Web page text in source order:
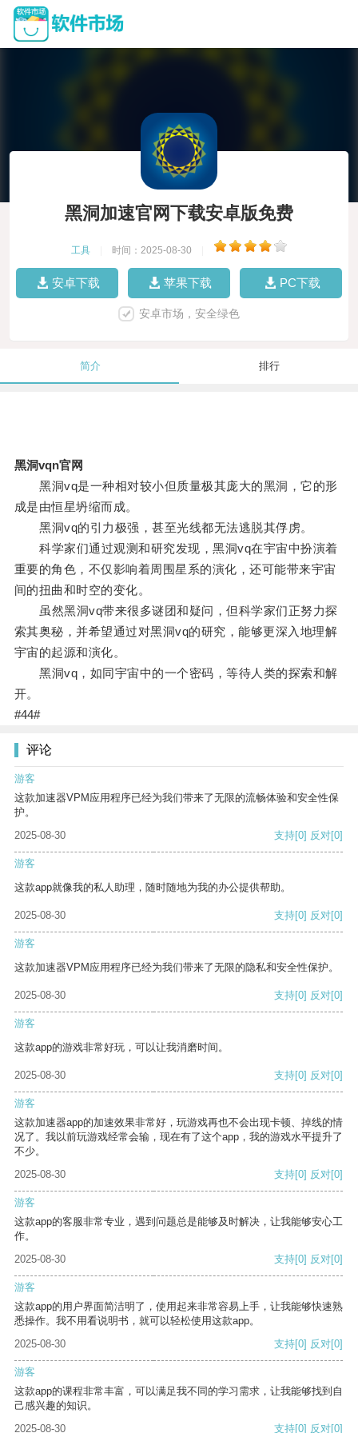
黑洞加速官网下载安卓版免费
工具 时间：2025-08-30
安卓下载 苹果下载 PC下载
安卓市场，安全绿色
简介 排行
黑洞vqn官网
黑洞vq是一种相对较小但质量极其庞大的黑洞，它的形
成是由恒星坍缩而成。
黑洞vq的引力极强，甚至光线都无法逃脱其俘虏。
科学家们通过观测和研究发现，黑洞vq在宇宙中扮演着
重要的角色，不仅影响着周围星系的演化，还可能带来宇宙
间的扭曲和时空的变化。
虽然黑洞vq带来很多谜团和疑问，但科学家们正努力探
索其奥秘，并希望通过对黑洞vq的研究，能够更深入地理解
宇宙的起源和演化。
黑洞vq，如同宇宙中的一个密码，等待人类的探索和解
开。
#44#
评论
游客
这款加速器VPM应用程序已经为我们带来了无限的流畅体验和安全性保
护。
2025-08-30
支持[0] 反对[0]
游客
这款app就像我的私人助理，随时随地为我的办公提供帮助。
2025-08-30 支持[0] 反对[0]
游客
这款加速器VPM应用程序已经为我们带来了无限的隐私和安全性保护。
2025-08-30 支持[0] 反对[0]
游客
这款app的游戏非常好玩，可以让我消磨时间。
2025-08-30 支持[0] 反对[0]
游客
这款加速器app的加速效果非常好，玩游戏再也不会出现卡顿、掉线的情
况了。我以前玩游戏经常会输，现在有了这个app，我的游戏水平提升了
不少。
2025-08-30
支持[0] 反对[0]
游客
这款app的客服非常专业，遇到问题总是能够及时解决，让我能够安心工
作。
2025-08-30
支持[0] 反对[0]
游客
这款app的用户界面简洁明了，使用起来非常容易上手，让我能够快速熟
悉操作。我不用看说明书，就可以轻松使用这款app。
2025-08-30
支持[0] 反对[0]
游客
这款app的课程非常丰富，可以满足我不同的学习需求，让我能够找到自
己感兴趣的知识。
2025-08-30
支持[0] 反对[0]